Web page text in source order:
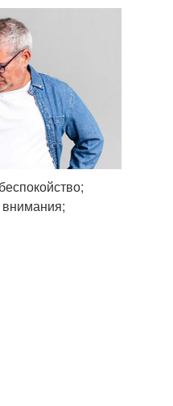
внимания;